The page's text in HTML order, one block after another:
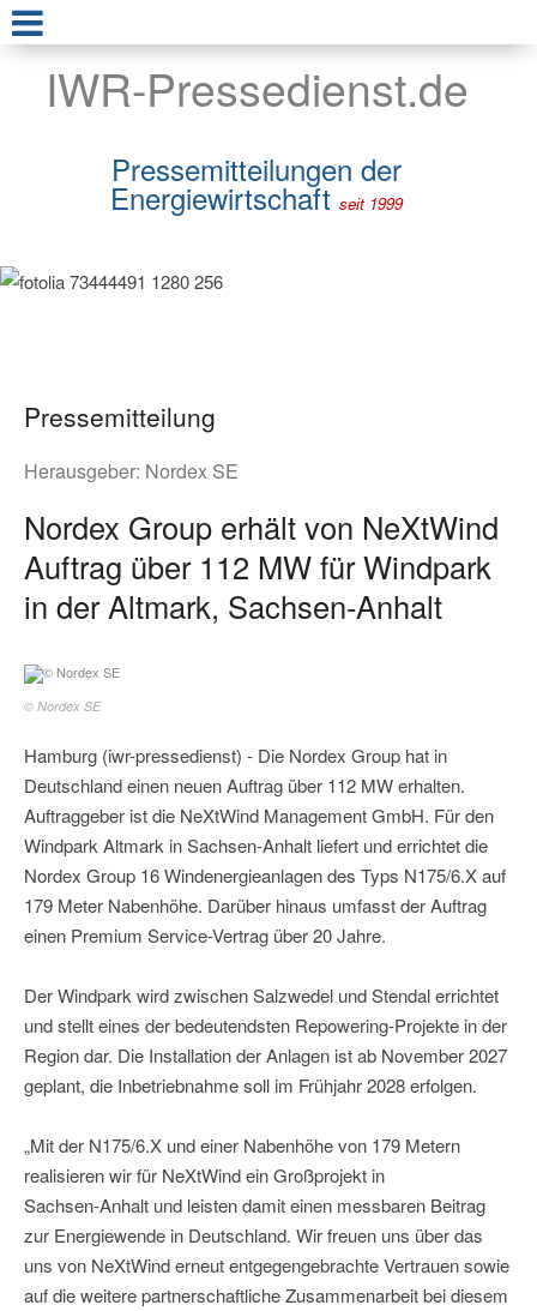
IWR-Pressedienst.de
Pressemitteilungen der
Energiewirtschaft seit 1999
Pressemitteilung
Herausgeber: Nordex SE
Nordex Group erhält von NeXtWind
Auftrag über 112 MW für Windpark
in der Altmark, Sachsen-Anhalt
© Nordex SE
Hamburg (iwr-pressedienst) - Die Nordex Group hat in
Deutschland einen neuen Auftrag über 112 MW erhalten.
Auftraggeber ist die NeXtWind Management GmbH. Für den
Windpark Altmark in Sachsen‑Anhalt liefert und errichtet die
Nordex Group 16 Windenergieanlagen des Typs N175/6.X auf
179 Meter Nabenhöhe. Darüber hinaus umfasst der Auftrag
einen Premium Service-Vertrag über 20 Jahre.
Der Windpark wird zwischen Salzwedel und Stendal errichtet
und stellt eines der bedeutendsten Repowering-Projekte in der
Region dar. Die Installation der Anlagen ist ab November 2027
geplant, die Inbetriebnahme soll im Frühjahr 2028 erfolgen.
„Mit der N175/6.X und einer Nabenhöhe von 179 Metern
realisieren wir für NeXtWind ein Großprojekt in
Sachsen‑Anhalt und leisten damit einen messbaren Beitrag
zur Energiewende in Deutschland. Wir freuen uns über das
uns von NeXtWind erneut entgegengebrachte Vertrauen sowie
auf die weitere partnerschaftliche Zusammenarbeit bei diesem